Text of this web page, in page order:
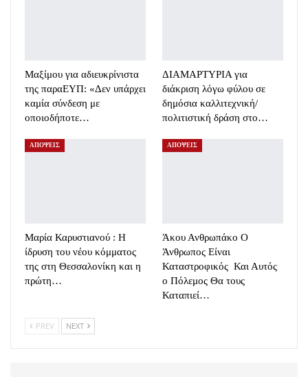
Μαξίμου για αδιευκρίνιστα
της παραΕΥΠ: «Δεν υπάρχει
καμία σύνδεση με
οποιοδήποτε…
ΔΙΑΜΑΡΤΥΡΙΑ για
διάκριση λόγω φύλου σε
δημόσια καλλιτεχνική/
πολιτιστική δράση στο…
ΑΠΟΨΕΙΣ
Μαρία Καρυστιανού : Η
ίδρυση του νέου κόμματος
της στη Θεσσαλονίκη και η
πρώτη…
ΑΠΟΨΕΙΣ
Άκου Ανθρωπάκο Ο
Άνθρωπος Είναι
Καταστροφικός Και Αυτός
ο Πόλεμος Θα τους
Καταπιεί…
PREV NEXT